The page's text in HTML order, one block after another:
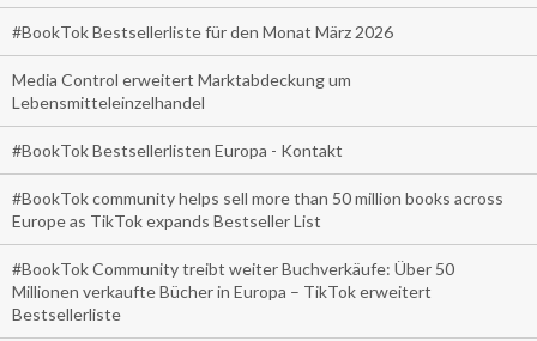
#BookTok Bestsellerliste für den Monat März 2026
Media Control erweitert Marktabdeckung um
Lebensmitteleinzelhandel
#BookTok Bestsellerlisten Europa - Kontakt
#BookTok community helps sell more than 50 million books across
Europe as TikTok expands Bestseller List
#BookTok Community treibt weiter Buchverkäufe: Über 50
Millionen verkaufte Bücher in Europa – TikTok erweitert
Bestsellerliste